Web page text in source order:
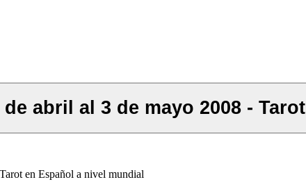
abril al 3 de mayo 2008 - Tarot
en Español a nivel mundial